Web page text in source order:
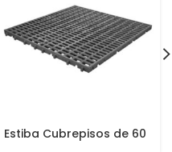
Estiba Cubrepisos de 60